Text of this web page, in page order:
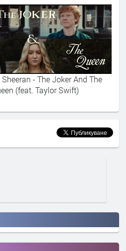
Taylor Swift - right where you left
me